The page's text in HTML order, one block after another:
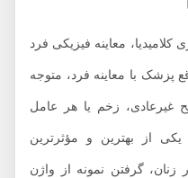
معاینه فیزیکی فرد
معاینه فرد، متوجه
زخم یا هر عامل
بهترین و مؤثرترین
گرفتن نمونه از واژن